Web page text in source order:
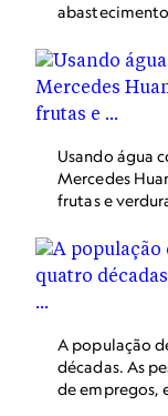
entregue por
2023, a água
cidade pagam.
Usando água
Mercedes
frutas e
Cinque.
A população
décadas. As
de empregos,